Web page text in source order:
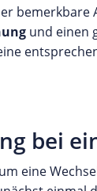
und einen
bei
eine